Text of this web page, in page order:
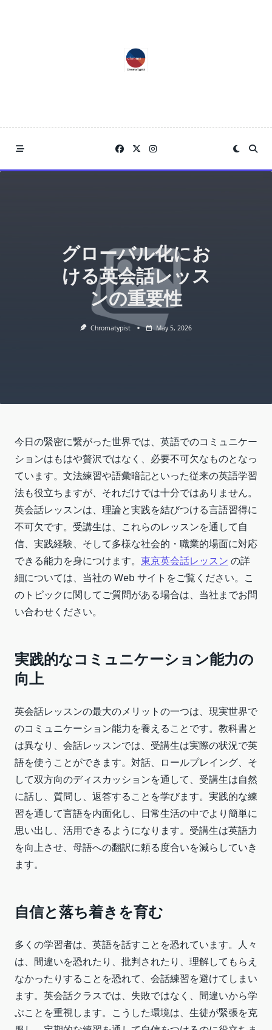
グローバル化にお
ける英会話レッス
ンの重要性
Chromatypist May 5, 2026
今日の緊密に繋がった世界では、英語でのコミュニケー
ションはもはや贅沢ではなく、必要不可欠なものとなっ
ています。文法練習や語彙暗記といった従来の英語学習
法も役立ちますが、それだけでは十分ではありません。
英会話レッスンは、理論と実践を結びつける言語習得に
不可欠です。受講生は、これらのレッスンを通して自
信、実践経験、そして多様な社会的・職業的場面に対応
できる能力を身につけます。 東京英会話レッスン の詳
細については、当社の Web サイトをご覧ください。こ
のトピックに関してご質問がある場合は、当社までお問
い合わせください。
実践的なコミュニケーション能力の
向上
英会話レッスンの最大のメリットの一つは、現実世界で
のコミュニケーション能力を養えることです。教科書と
は異なり、会話レッスンでは、受講生は実際の状況で英
語を使うことができます。対話、ロールプレイング、そ
して双方向のディスカッションを通して、受講生は自然
に話し、質問し、返答することを学びます。実践的な練
習を通して言語を内面化し、日常生活の中でより簡単に
思い出し、活用できるようになります。受講生は英語力
を向上させ、母語への翻訳に頼る度合いを減らしていき
ます。
自信と落ち着きを育む
多くの学習者は、英語を話すことを恐れています。人々
は、間違いを恐れたり、批判されたり、理解してもらえ
なかったりすることを恐れて、会話練習を避けてしまい
ます。英会話クラスでは、失敗ではなく、間違いから学
ぶことを重視します。こうした環境は、生徒が緊張を克